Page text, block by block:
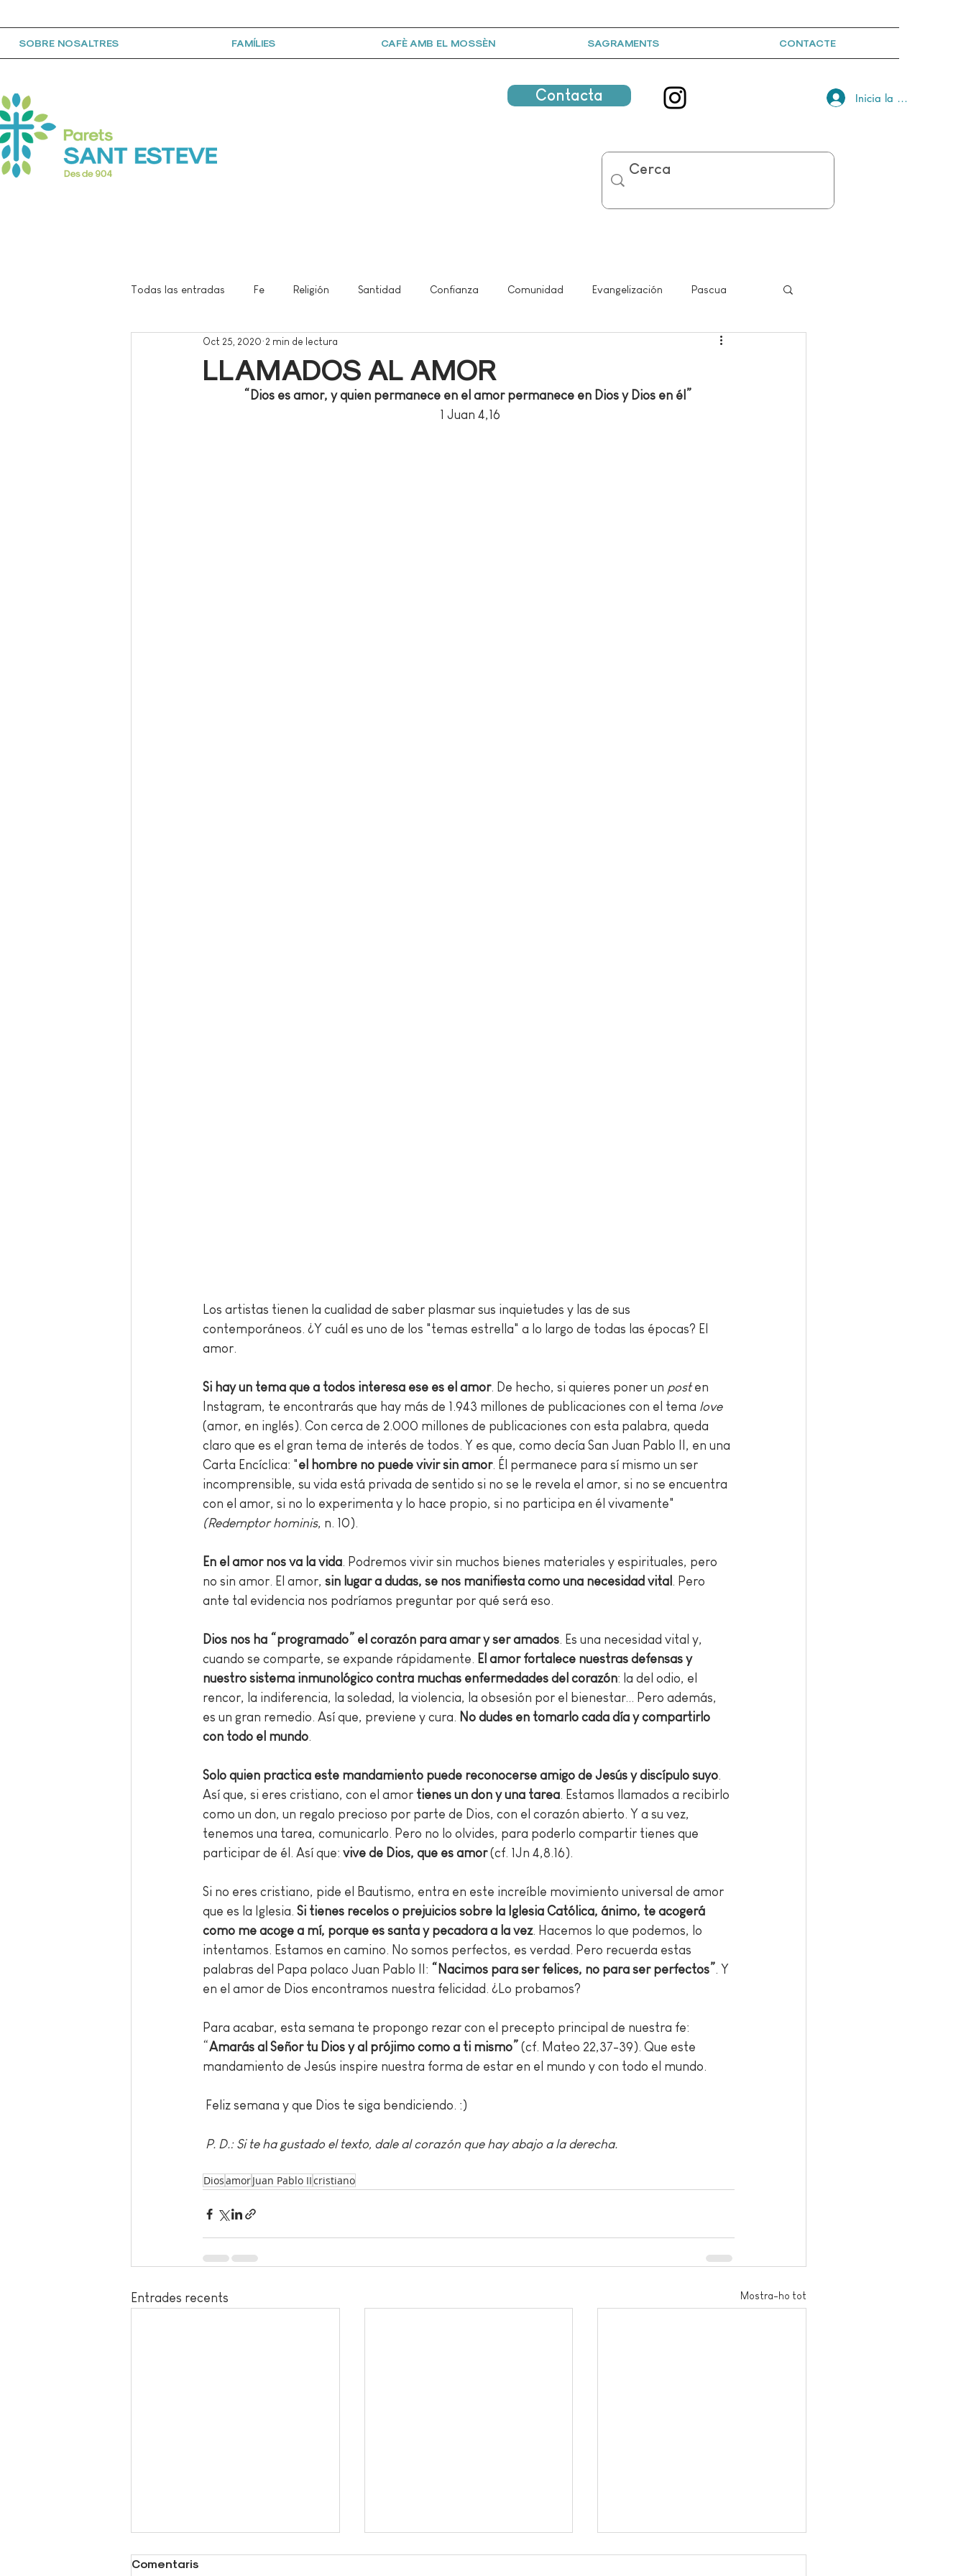
SOBRE NOSALTRES FAMÍLIES CAFÈ AMB EL MOSSÈN SAGRAMENTS CONTACTE
Contacta Inicia la sessió
Todas las entradas Fe Religión Santidad Confianza Comunidad Evangelización Pascua
LLAMADOS AL AMOR
Oct 25, 2020 2 min de lectura
“Dios es amor, y quien permanece en el amor permanece en Dios y Dios en él”
1 Juan 4,16
Los artistas tienen la cualidad de saber plasmar sus inquietudes y las de sus
contemporáneos. ¿Y cuál es uno de los "temas estrella" a lo largo de todas las épocas? El
amor.
Si hay un tema que a todos interesa ese es el amor. De hecho, si quieres poner un post en
Instagram, te encontrarás que hay más de 1.943 millones de publicaciones con el tema love
(amor, en inglés). Con cerca de 2.000 millones de publicaciones con esta palabra, queda
claro que es el gran tema de interés de todos. Y es que, como decía San Juan Pablo II, en una
Carta Encíclica: "el hombre no puede vivir sin amor. Él permanece para sí mismo un ser
incomprensible, su vida está privada de sentido si no se le revela el amor, si no se encuentra
con el amor, si no lo experimenta y lo hace propio, si no participa en él vivamente"
(Redemptor hominis, n. 10).
En el amor nos va la vida. Podremos vivir sin muchos bienes materiales y espirituales, pero
no sin amor. El amor, sin lugar a dudas, se nos manifiesta como una necesidad vital . Pero
ante tal evidencia nos podríamos preguntar por qué será eso.
Dios nos ha “programado” el corazón para amar y ser amados. Es una necesidad vital y,
cuando se comparte, se expande rápidamente. El amor fortalece nuestras defensas y
nuestro sistema inmunológico contra muchas enfermedades del corazón: la del odio, el
rencor, la indiferencia, la soledad, la violencia, la obsesión por el bienestar… Pero además,
es un gran remedio. Así que, previene y cura. No dudes en tomarlo cada día y compartirlo
con todo el mundo.
Solo quien practica este mandamiento puede reconocerse amigo de Jesús y discípulo suyo.
Así que, si eres cristiano, con el amor tienes un don y una tarea. Estamos llamados a recibirlo
como un don, un regalo precioso por parte de Dios, con el corazón abierto. Y a su vez,
tenemos una tarea, comunicarlo. Pero no lo olvides, para poderlo compartir tienes que
participar de él. Así que: vive de Dios, que es amor (cf. 1Jn 4,8.16).
Si no eres cristiano, pide el Bautismo, entra en este increíble movimiento universal de amor
que es la Iglesia. Si tienes recelos o prejuicios sobre la Iglesia Católica, ánimo, te acogerá
como me acoge a mí, porque es santa y pecadora a la vez. Hacemos lo que podemos, lo
intentamos. Estamos en camino. No somos perfectos, es verdad. Pero recuerda estas
palabras del Papa polaco Juan Pablo II: “Nacimos para ser felices, no para ser perfectos”. Y
en el amor de Dios encontramos nuestra felicidad. ¿Lo probamos?
Para acabar, esta semana te propongo rezar con el precepto principal de nuestra fe:
“Amarás al Señor tu Dios y al prójimo como a ti mismo” (cf. Mateo 22,37-39). Que este
mandamiento de Jesús inspire nuestra forma de estar en el mundo y con todo el mundo.
Feliz semana y que Dios te siga bendiciendo. :)
P. D.: Si te ha gustado el texto, dale al corazón que hay abajo a la derecha.
DiosamorJuan Pablo IIcristiano
Entrades recents Mostra-ho tot
Comentaris